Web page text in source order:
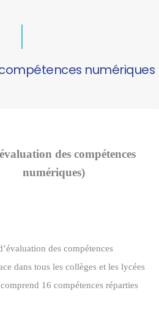
numériques
des compétences
numériques)
des compétences
dans tous les collèges et les lycées
16 compétences réparties